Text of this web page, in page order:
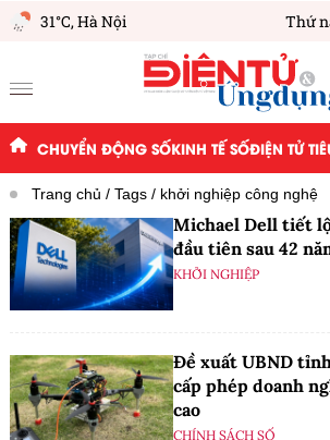
31°C,Hà Nội Thứ
CHUYỂN ĐỘNG SỐKINH TẾ SỐĐIỆN TỬ
Trang chủ Tags khởi nghiệp công nghệ
Michael Dell tiết
đầu tiên sau 42
KHỞI NGHIỆP
Đề xuất UBND
cấp phép doanh
cao
CHÍNH SÁCH SỐ